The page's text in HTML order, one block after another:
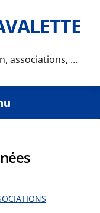
associations, …